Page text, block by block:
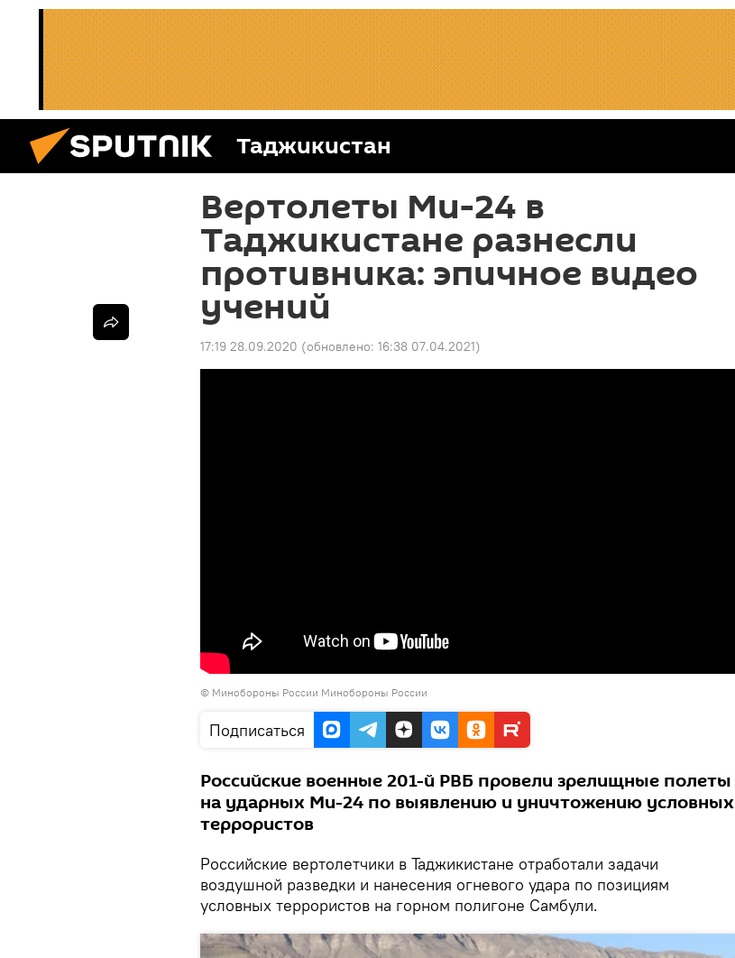
Таджикистан
Вертолеты Ми-24 в
Таджикистане разнесли
противника: эпичное видео
учений
17:19 28.09.2020 (обновлено: 16:38 07.04.2021)
© Минобороны России Минобороны России
Подписаться
Российские военные 201-й РВБ провели зрелищные полеты
на ударных Ми-24 по выявлению и уничтожению условных
террористов
Российские вертолетчики в Таджикистане отработали задачи
воздушной разведки и нанесения огневого удара по позициям
условных террористов на горном полигоне Самбули.